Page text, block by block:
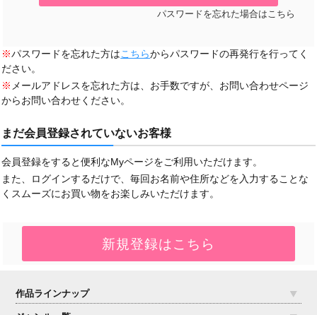
パスワードを忘れた場合はこちら
※パスワードを忘れた方はこちらからパスワードの再発行を行ってく
ださい。
※ メールアドレスを忘れた方は、お手数ですが、お問い合わせページ
からお問い合わせください。
まだ会員登録されていないお客様
会員登録をすると便利なMyページをご利用いただけます。
また、ログインするだけで、毎回お名前や住所などを入力することな
くスムーズにお買い物をお楽しみいただけます。
作品ラインナップ